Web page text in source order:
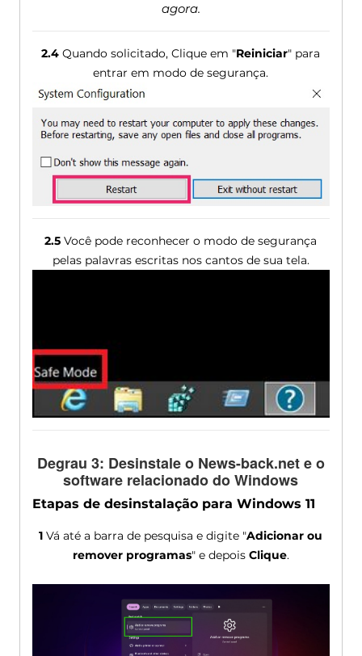
agora.
2.4 Quando solicitado, Clique em "Reiniciar" para
entrar em modo de segurança.
2.5 Você pode reconhecer o modo de segurança
pelas palavras escritas nos cantos de sua tela.
Degrau 3: Desinstale o News-back.net e o
software relacionado do Windows
Etapas de desinstalação para Windows 11
1 Vá até a barra de pesquisa e digite "Adicionar ou
remover programas" e depois Clique.